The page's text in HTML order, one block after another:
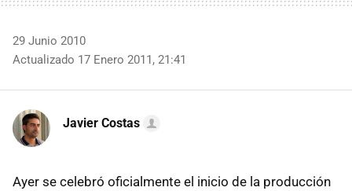
29 Junio 2010
Actualizado 17 Enero 2011, 21:41
Javier Costas
Ayer se celebró oficialmente el inicio de la producción